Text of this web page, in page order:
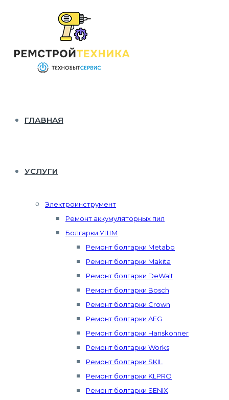
ГЛАВНАЯ
УСЛУГИ
Электроинструмент
Ремонт аккумуляторных пил
Болгарки УШМ
Ремонт болгарки Metabo
Ремонт болгарки Makita
Ремонт болгарки DeWalt
Ремонт болгарки Bosch
Ремонт болгарки Crown
Ремонт болгарки AEG
Ремонт болгарки Hanskonner
Ремонт болгарки Works
Ремонт болгарки SKIL
Ремонт болгарки KLPRO
Ремонт болгарки SENIX